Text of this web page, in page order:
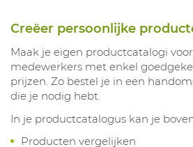
Creëer persoonlijke
Maak je eigen productcatalogi
medewerkers met enkel
prijzen. Zo bestel je in een
die je nodig hebt.
In je productcatalogus kan je
Producten vergelijken